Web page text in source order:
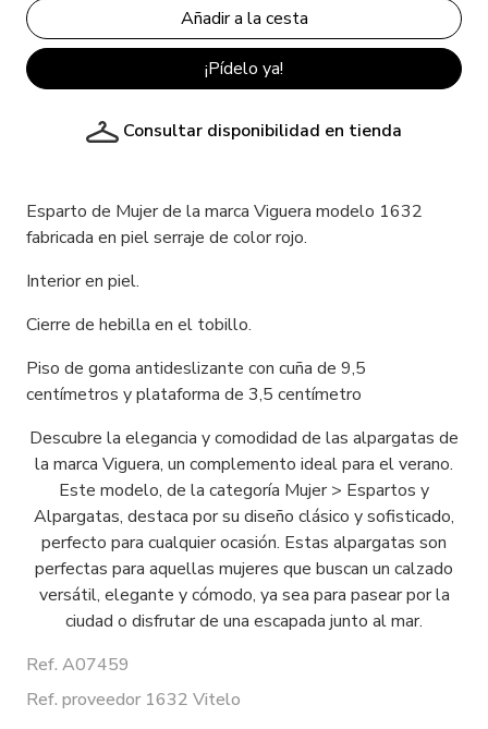
¡Pídelo ya!
Consultar disponibilidad en tienda
Esparto de Mujer de la marca Viguera modelo 1632
fabricada en piel serraje de color rojo.
Interior en piel.
Cierre de hebilla en el tobillo.
Piso de goma antideslizante con cuña de 9,5
centímetros y plataforma de 3,5 centímetro
Descubre la elegancia y comodidad de las alpargatas de
la marca Viguera, un complemento ideal para el verano.
Este modelo, de la categoría Mujer > Espartos y
Alpargatas, destaca por su diseño clásico y sofisticado,
perfecto para cualquier ocasión. Estas alpargatas son
perfectas para aquellas mujeres que buscan un calzado
versátil, elegante y cómodo, ya sea para pasear por la
ciudad o disfrutar de una escapada junto al mar.
Ref. A07459
Ref. proveedor 1632 Vitelo